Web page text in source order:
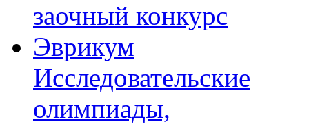
заочный конкурс
Эврикум
Исследовательские
олимпиады,